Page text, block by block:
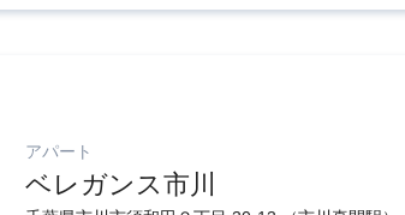
アパート
ベレガンス市川